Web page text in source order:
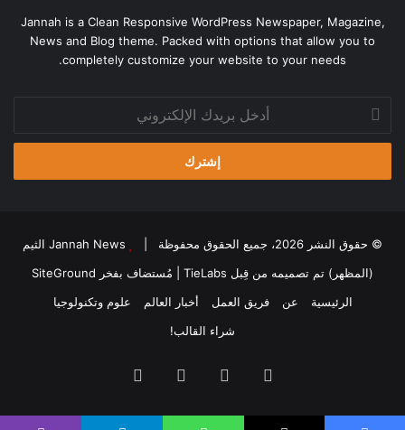
Jannah is a Clean Responsive WordPress Newspaper, Magazine,
News and Blog theme. Packed with options that allow you to
completely customize your website to your needs.
أدخل
بريدك
الإلكتروني
© حقوق النشر 2026، جميع الحقوق محفوظة |
Jannah News الثيم
(المظهر) تم تصميمه من قِبل TieLabs
| مُستضاف بفخر SiteGround
الرئيسية
عن فريق العمل أخبار العالم
علوم وتكنولوجيا
شراء القالب!
فيسبوك ‫YouTube